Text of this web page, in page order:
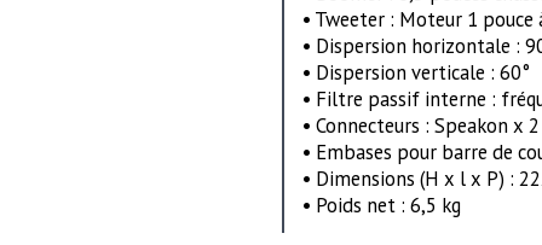
• Tweeter : Moteur 1
• Dispersion horizontale :
• Dispersion verticale : 60°
• Filtre passif interne :
• Connecteurs : Speakon x
• Embases pour barre de
• Dimensions (H x l x P) :
• Poids net : 6,5 kg